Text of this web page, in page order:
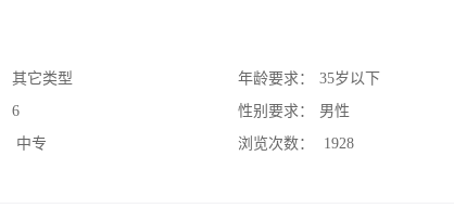
其它类型
6
中专
年龄要求：
35岁以下
性别要求：
男性
浏览次数：
1928